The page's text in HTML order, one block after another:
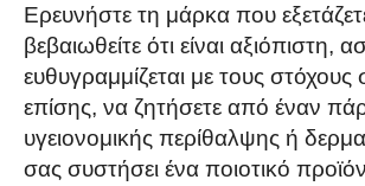
Ερευνήστε τη μάρκα που
βεβαιωθείτε ότι είναι αξιόπιστη,
ευθυγραμμίζεται με τους
επίσης, να ζητήσετε από έναν
υγειονομικής περίθαλψης ή
σας συστήσει ένα ποιοτικό